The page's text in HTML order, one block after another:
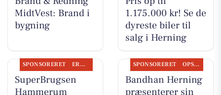
MidtVest: Brand i
bygning
1.175.000 kr! Se de
dyreste biler til
salg i Herning
SPONSORERET ERHVERV
SuperBrugsen
Hammerum
SPONSORERET OPSLAGSTAVLEN
Bandhan Herning
præsenterer sin